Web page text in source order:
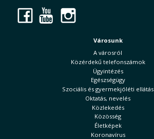
Facebook
YouTube
Városunk
A városról
Közérdekű telefonszámok
Ügyintézés
Egészségügy
Szociális és gyermekjóléti ellátás
Oktatás, nevelés
Közlekedés
Közösség
Életképek
Koronavírus